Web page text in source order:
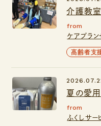
介護教
from
ケアプラ
高齢者支
夏の愛
from
ふくしサー